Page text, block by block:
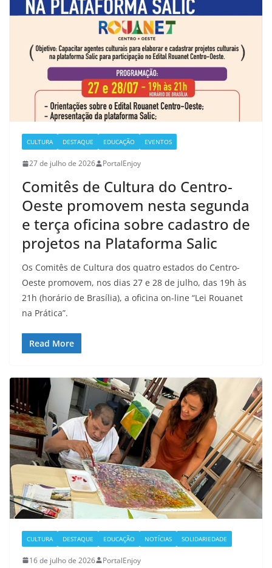
CULTURA DESTAQUE EDUCAÇÃO EVENTOS
27 de julho de 2026 PortalEnjoy
Comitês de Cultura do Centro-
Oeste promovem nesta segunda
e terça oficina sobre cadastro de
projetos na Plataforma Salic
Os Comitês de Cultura dos quatro estados do Centro-
Oeste promovem, nos dias 27 e 28 de julho, das 19h às
21h (horário de Brasília), a oficina on-line “Lei Rouanet
na Prática”.
Read More
CULTURA DESTAQUE EDUCAÇÃO NOTÍCIAS SOLIDARIEDADE
16 de julho de 2026 PortalEnjoy